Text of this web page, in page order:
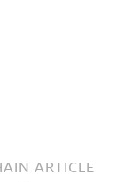
ARTICLE